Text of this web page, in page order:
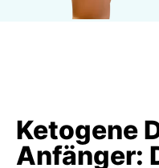
Ketogene
Anfänger: